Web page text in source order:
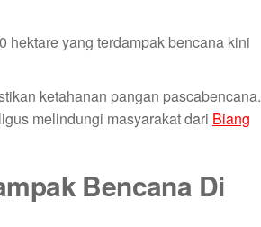
hektare yang terdampak bencana kini
ketahanan pangan pascabencana.
melindungi masyarakat dari Biang
Bencana Di